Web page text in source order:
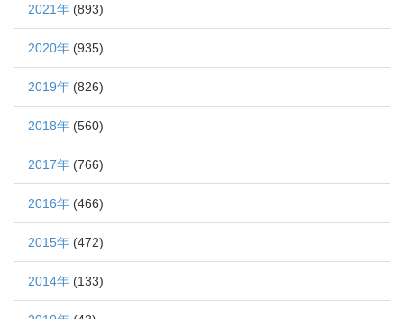
2021年 (893)
2020年 (935)
2019年 (826)
2018年 (560)
2017年 (766)
2016年 (466)
2015年 (472)
2014年 (133)